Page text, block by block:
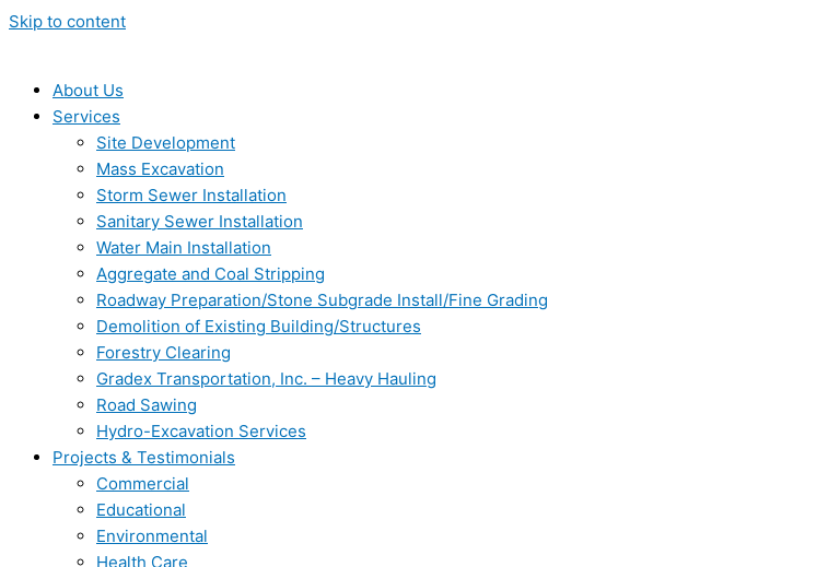
Skip to content
About Us
Services
Site Development
Mass Excavation
Storm Sewer Installation
Sanitary Sewer Installation
Water Main Installation
Aggregate and Coal Stripping
Roadway Preparation/Stone Subgrade Install/Fine Grading
Demolition of Existing Building/Structures
Forestry Clearing
Gradex Transportation, Inc. – Heavy Hauling
Road Sawing
Hydro-Excavation Services
Projects & Testimonials
Commercial
Educational
Environmental
Health Care